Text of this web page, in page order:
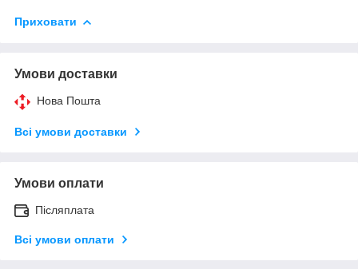
Приховати
Умови доставки
Нова Пошта
Всі умови доставки
Умови оплати
Післяплата
Всі умови оплати